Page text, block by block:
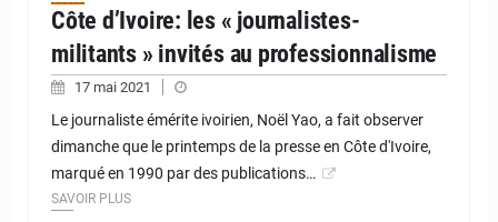
Côte d’Ivoire: les « journalistes-
militants » invités au professionnalisme
17 mai 2021
Le journaliste émérite ivoirien, Noël Yao, a fait observer
dimanche que le printemps de la presse en Côte d'Ivoire,
marqué en 1990 par des publications…
SAVOIR PLUS